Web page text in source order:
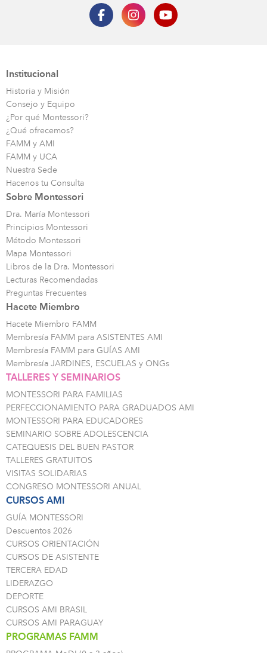
Institucional
Historia y Misión
Consejo y Equipo
¿Por qué Montessori?
¿Qué ofrecemos?
FAMM y AMI
FAMM y UCA
Nuestra Sede
Hacenos tu Consulta
Sobre Montessori
Dra. María Montessori
Principios Montessori
Método Montessori
Mapa Montessori
Libros de la Dra. Montessori
Lecturas Recomendadas
Preguntas Frecuentes
Hacete Miembro
Hacete Miembro FAMM
Membresía FAMM para ASISTENTES AMI
Membresía FAMM para GUÍAS AMI
Membresía JARDINES, ESCUELAS y ONGs
TALLERES Y SEMINARIOS
MONTESSORI PARA FAMILIAS
PERFECCIONAMIENTO PARA GRADUADOS AMI
MONTESSORI PARA EDUCADORES
SEMINARIO SOBRE ADOLESCENCIA
CATEQUESIS DEL BUEN PASTOR
TALLERES GRATUITOS
VISITAS SOLIDARIAS
CONGRESO MONTESSORI ANUAL
CURSOS AMI
GUÍA MONTESSORI
Descuentos 2026
CURSOS ORIENTACIÓN
CURSOS DE ASISTENTE
TERCERA EDAD
LIDERAZGO
DEPORTE
CURSOS AMI BRASIL
CURSOS AMI PARAGUAY
PROGRAMAS FAMM